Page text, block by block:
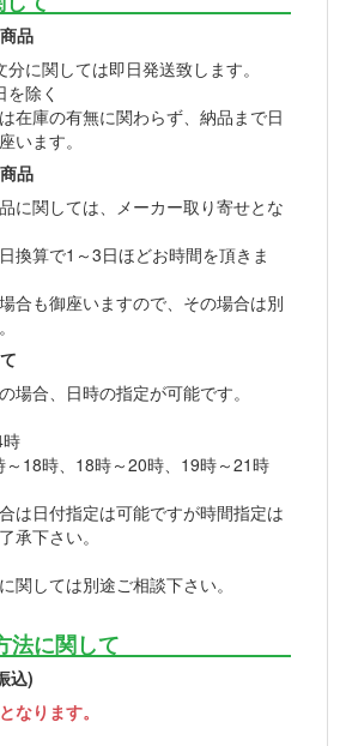
品
に関しては即日発送致します。
除く
在庫の有無に関わらず、納品まで日
います。
品
に関しては、メーカー取り寄せとな
換算で1～3日ほどお時間を頂きま
合も御座いますので、その場合は別
場合、日時の指定が可能です。
18時、18時～20時、19時～21時
は日付指定は可能ですが時間指定は
承下さい。
関しては別途ご相談下さい。
法に関して
込)
なります。